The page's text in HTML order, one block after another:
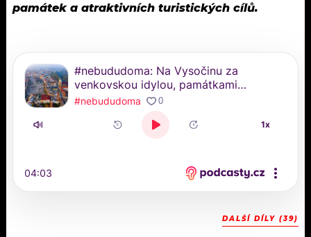
památek a atraktivních turistických cílů.
DALŠÍ DÍLY (39)